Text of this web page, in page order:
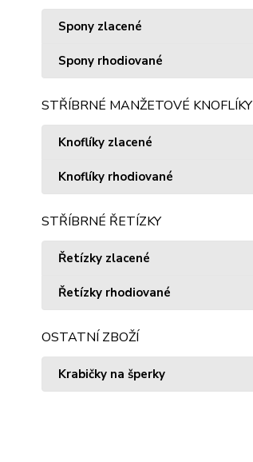
Spony zlacené
Spony rhodiované
STŘÍBRNÉ MANŽETOVÉ KNOFLÍKY
Knoflíky zlacené
Knoflíky rhodiované
STŘÍBRNÉ ŘETÍZKY
Řetízky zlacené
Řetízky rhodiované
OSTATNÍ ZBOŽÍ
Krabičky na šperky